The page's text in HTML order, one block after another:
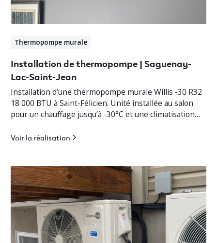
Thermopompe murale
Installation de thermopompe | Saguenay-
Lac-Saint-Jean
Installation d’une thermopompe murale Willis -30 R32
18 000 BTU à Saint-Félicien. Unité installée au salon
pour un chauffage jusqu’à -30°C et une climatisation
Voir la réalisation